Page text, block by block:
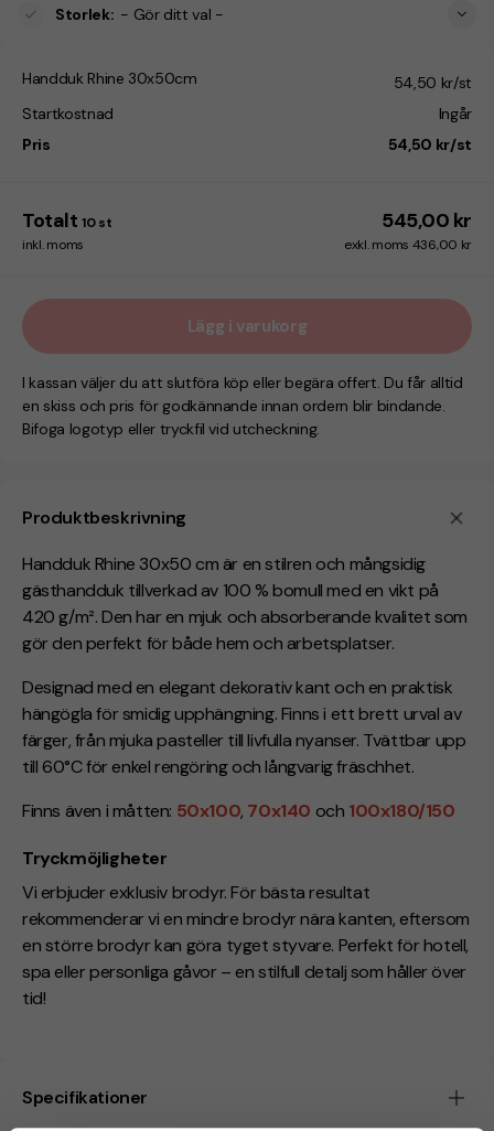
Produktbeskrivning
Handduk Rhine 30x50 cm är en stilren och mångsidig
gästhandduk tillverkad av 100 % bomull med en vikt på
420 g/m². Den har en mjuk och absorberande kvalitet som
gör den perfekt för både hem och arbetsplatser.
Designad med en elegant dekorativ kant och en praktisk
hängögla för smidig upphängning. Finns i ett brett urval av
färger, från mjuka pasteller till livfulla nyanser. Tvättbar upp
till 60°C för enkel rengöring och långvarig fräschhet.
Finns även i måtten: 50x100, 70x140 och 100x180/150
Tryckmöjligheter
Vi erbjuder exklusiv brodyr. För bästa resultat
rekommenderar vi en mindre brodyr nära kanten, eftersom
en större brodyr kan göra tyget styvare. Perfekt för hotell,
spa eller personliga gåvor – en stilfull detalj som håller över
tid!
Specifikationer
Storlek: - Gör ditt val -
Handduk Rhine 30x50cm
54,50 kr/st
Startkostnad
Ingår
Pris
54,50 kr/st
Totalt 10 st 545,00 kr
inkl. moms exkl. moms 436,00 kr
Lägg i varukorg
I kassan väljer du att slutföra köp eller begära offert. Du får alltid
en skiss och pris för godkännande innan ordern blir bindande.
Bifoga logotyp eller tryckfil vid utcheckning.